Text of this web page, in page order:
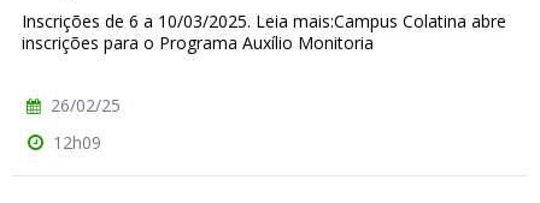
Inscrições de 6 a 10/03/2025. Leia mais:Campus Colatina abre
inscrições para o Programa Auxílio Monitoria
26/02/25
12h09